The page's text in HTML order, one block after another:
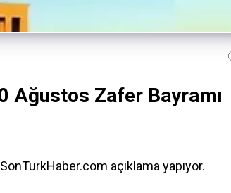
Ağustos Zafer Bayramı
açıklama yapıyor.